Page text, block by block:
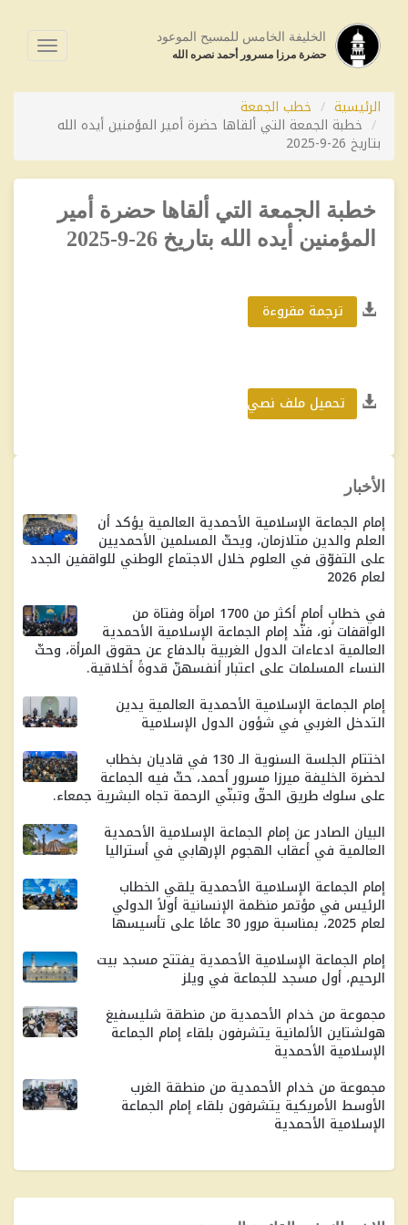
فتح الخليفة الخامس للمسيح الموعود
حضرة مرزا مسرور أحمد نصره الله
الرئيسية خطب الجمعة
خطبة الجمعة التي ألقاها حضرة أمير المؤمنين أيده الله
بتاريخ 26-9-2025
خطبة الجمعة التي ألقاها حضرة أمير
المؤمنين أيده الله بتاريخ 26-9-2025
ترجمة مقروءة
تحميل ملف نصي
الأخبار
إمام الجماعة الإسلامية الأحمدية العالمية يؤكد أن
العلم والدين متلازمان، ويحثّ المسلمين الأحمديين
على التفوّق في العلوم خلال الاجتماع الوطني للواقفين الجدد
لعام 2026
في خطابٍ أمام أكثر من 1700 امرأة وفتاة من
الواقفات نو، فنّد إمام الجماعة الإسلامية الأحمدية
العالمية ادعاءات الدول الغربية بالدفاع عن حقوق المرأة، وحثّ
النساء المسلمات على اعتبار أنفسهنّ قدوةً أخلاقية.
إمام الجماعة الإسلامية الأحمدية العالمية يدين
التدخل الغربي في شؤون الدول الإسلامية
اختتام الجلسة السنوية الـ 130 في قاديان بخطاب
لحضرة الخليفة ميرزا ​​مسرور أحمد، حثّ فيه الجماعة
على سلوك طريق الحقّ وتبنّي الرحمة تجاه البشرية جمعاء.
البيان الصادر عن إمام الجماعة الإسلامية الأحمدية
العالمية في أعقاب الهجوم الإرهابي في أستراليا
إمام الجماعة الإسلامية الأحمدية يلقي الخطاب
الرئيس في مؤتمر منظمة الإنسانية أولاً الدولي
لعام 2025، بمناسبة مرور 30 ​​عامًا على تأسيسها
إمام الجماعة الإسلامية الأحمدية يفتتح مسجد بيت
الرحيم، أول مسجد للجماعة في ويلز
مجموعة من خدام الأحمدية من منطقة شليسفيغ
هولشتاين الألمانية يتشرفون بلقاء إمام الجماعة
الإسلامية الأحمدية
مجموعة من خدام الأحمدية من منطقة الغرب
الأوسط الأمريكية يتشرفون بلقاء إمام الجماعة
الإسلامية الأحمدية